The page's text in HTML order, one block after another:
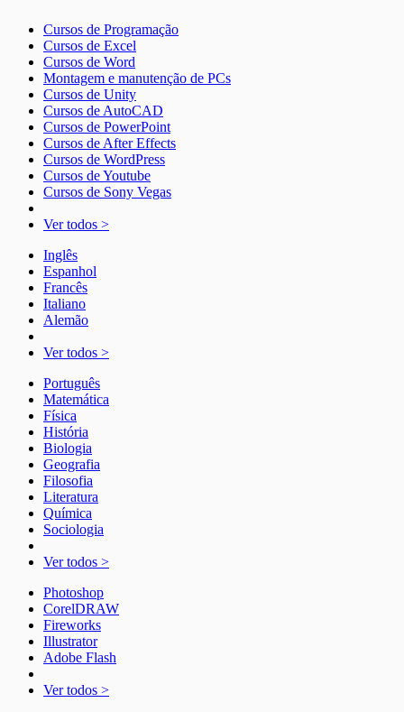
Cursos de Programação
Cursos de Excel
Cursos de Word
Montagem e manutenção de PCs
Cursos de Unity
Cursos de AutoCAD
Cursos de PowerPoint
Cursos de After Effects
Cursos de WordPress
Cursos de Youtube
Cursos de Sony Vegas
Ver todos >
Inglês
Espanhol
Francês
Italiano
Alemão
Ver todos >
Português
Matemática
Física
História
Biologia
Geografia
Filosofia
Literatura
Química
Sociologia
Ver todos >
Photoshop
CorelDRAW
Fireworks
Illustrator
Adobe Flash
Ver todos >